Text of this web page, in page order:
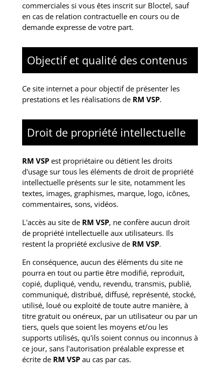
commerciales si vous êtes inscrit sur Bloctel, sauf
en cas de relation contractuelle en cours ou de
demande expresse de votre part.
Objectif et qualité des contenus
Ce site internet a pour objectif de présenter les
prestations et les réalisations de RM VSP.
Droit de propriété intellectuelle
RM VSP est propriétaire ou détient les droits
d'usage sur tous les éléments de droit de propriété
intellectuelle présents sur le site, notamment les
textes, images, graphismes, marque, logo, icônes,
commentaires, sons, vidéos.
L'accès au site de RM VSP, ne confère aucun droit
de propriété intellectuelle aux utilisateurs. Ils
restent la propriété exclusive de RM VSP.
En conséquence, aucun des éléments du site ne
pourra en tout ou partie être modifié, reproduit,
copié, dupliqué, vendu, revendu, transmis, publié,
communiqué, distribué, diffusé, représenté, stocké,
utilisé, loué ou exploité de toute autre manière, à
titre gratuit ou onéreux, par un utilisateur ou par un
tiers, quels que soient les moyens et/ou les
supports utilisés, qu'ils soient connus ou inconnus à
ce jour, sans l'autorisation préalable expresse et
écrite de RM VSP au cas par cas.